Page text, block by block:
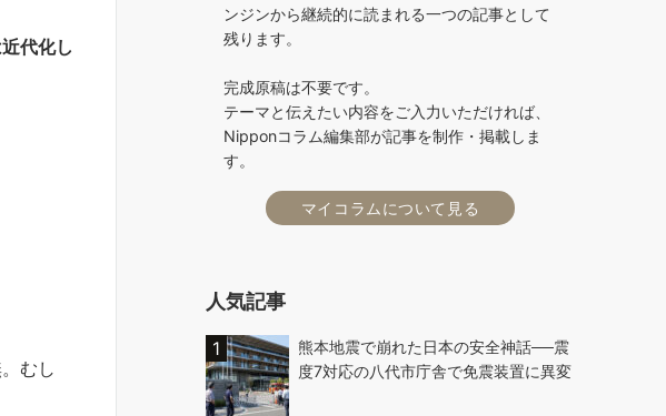
代化し
むし
ンジンから継続的に読まれる一つの記事として
残ります。
完成原稿は不要です。
テーマと伝えたい内容をご入力いただければ、
Nipponコラム編集部が記事を制作・掲載しま
す。
マイコラムについて見る
人気記事
熊本地震で崩れた日本の安全神話──震
度7対応の八代市庁舎で免震装置に異変